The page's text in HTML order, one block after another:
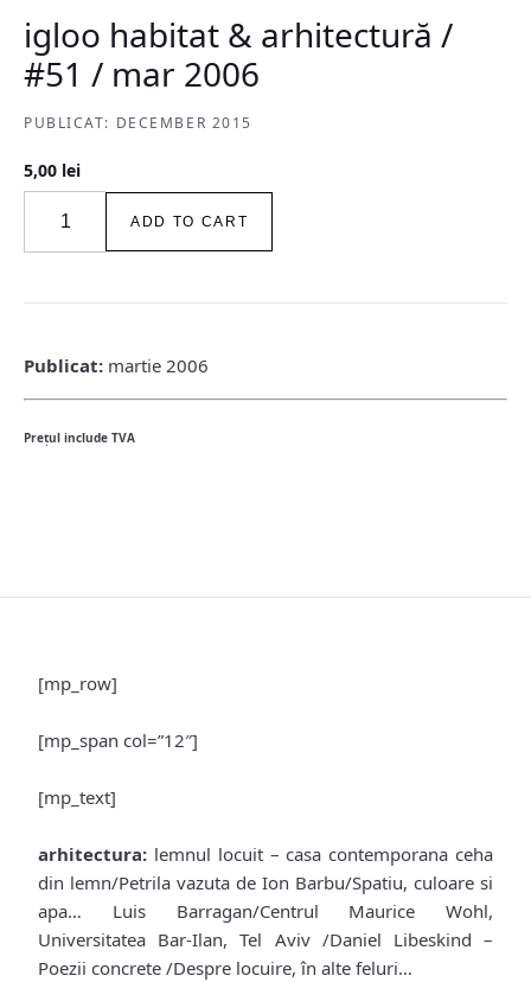
igloo habitat & arhitectură /
#51 / mar 2006
PUBLICAT: DECEMBER 2015
5,00 lei
habitat
&
/
quantity
ADD TO CART
Publicat: martie 2006
Preţul include TVA
[mp_row]
[mp_span col=”12″]
[mp_text]
arhitectura: lemnul locuit – casa contemporana ceha
din lemn/Petrila vazuta de Ion Barbu/Spatiu, culoare si
apa… Luis Barragan/Centrul Maurice Wohl,
Universitatea Bar-Ilan, Tel Aviv /Daniel Libeskind –
Poezii concrete /Despre locuire, în alte feluri…